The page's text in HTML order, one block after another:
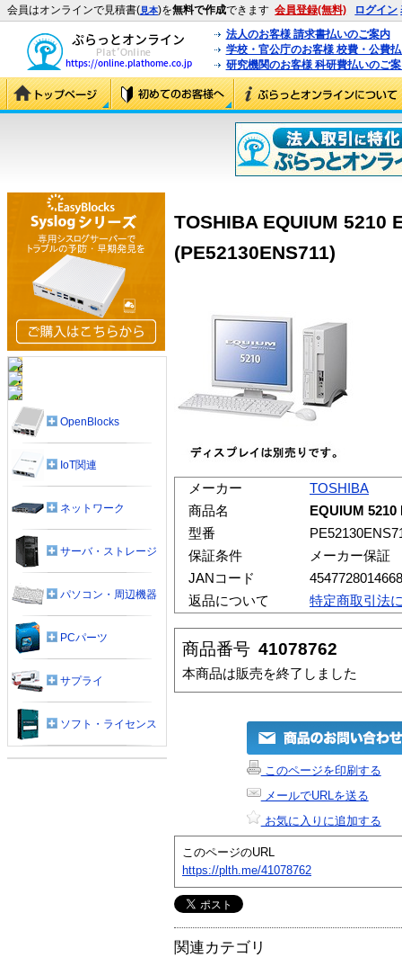
会員はオンラインで見積書(見本)を無料で作成できます 会員登録(無料) ログイン
法人のお客様 請求書払いのご案内
学校・官公庁のお客様 校費・公費
研究機関のお客様 科研費払いのご
TOSHIBA EQUIUM 5210
(PE52130ENS711)
メーカー
TOSHIBA
商品名
EQUIUM 5210
型番
保証条件
メーカー保証
JANコード
4547728014668
返品について
特定商取引法
商品番号 41078762
本商品は販売を終了しました
このページを印刷する
メールでURLを送る
お気に入りに追加する
このページのURL
https://plth.me/41078762
関連カテゴリ
OpenBlocks
IoT関連
ネットワーク
サーバ・ストレージ
パソコン・周辺機器
PCパーツ
サプライ
ソフト・ライセンス